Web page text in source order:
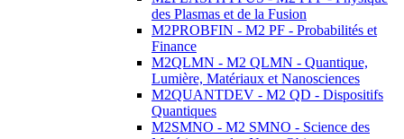
des Plasmas et de la Fusion
M2PROBFIN - M2 PF - Probabilités et
Finance
M2QLMN - M2 QLMN - Quantique,
Lumière, Matériaux et Nanosciences
M2QUANTDEV - M2 QD - Dispositifs
Quantiques
M2SMNO - M2 SMNO - Science des